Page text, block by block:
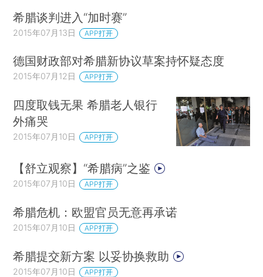
希腊谈判进入“加时赛”
2015年07月13日 APP打开
德国财政部对希腊新协议草案持怀疑态度
2015年07月12日 APP打开
四度取钱无果 希腊老人银行
外痛哭
2015年07月10日 APP打开
【舒立观察】“希腊病”之鉴
2015年07月10日 APP打开
希腊危机：欧盟官员无意再承诺
2015年07月10日 APP打开
希腊提交新方案 以妥协换救助
2015年07月10日 APP打开